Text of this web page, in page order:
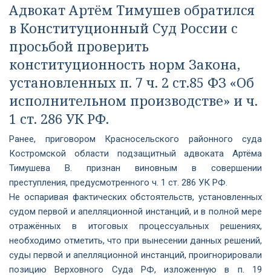
Адвокат Артём Тимушев обратился
в Конституционный Суд России с
просьбой проверить
конституционность норм Закона,
установленных п. 7 ч. 2 ст.85 ФЗ «Об
исполнительном производстве» и ч.
1 ст. 286 УК РФ.
Ранее, приговором Красносельского районного суда
Костромской области подзащитный адвоката Артёма
Тимушева В. признан виновным в совершении
преступления, предусмотренного ч. 1 ст. 286 УК РФ.
Не оспаривая фактических обстоятельств, установленных
судом первой и апелляционной инстанций, и в полной мере
отражённых в итоговых процессуальных решениях,
необходимо отметить, что при вынесении данных решений,
суды первой и апелляционной инстанций, проигнорировали
позицию Верховного Суда РФ, изложенную в п. 19